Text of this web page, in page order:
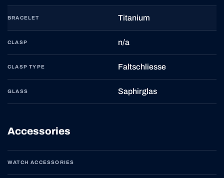
BRACELET Titanium
CLASP n/a
CLASP TYPE Faltschliesse
GLASS Saphirglas
Accessories
WATCH ACCESSORIES